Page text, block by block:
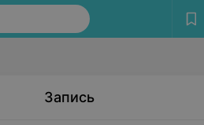
Запись